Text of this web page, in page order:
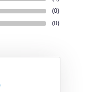
(0)
(0)